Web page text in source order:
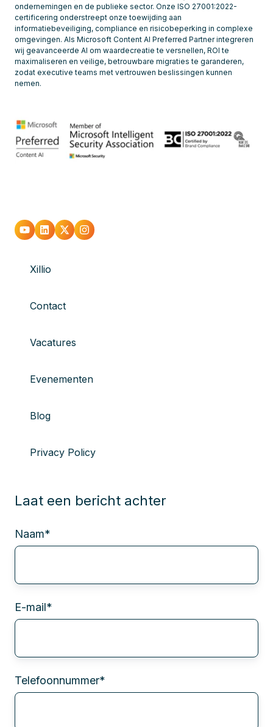
ondernemingen en de publieke sector. Onze ISO 27001:2022-
certificering onderstreept onze toewijding aan
informatiebeveiliging, compliance en risicobeperking in complexe
omgevingen. Als Microsoft Content AI Preferred Partner integreren
wij geavanceerde AI om waardecreatie te versnellen, ROI te
maximaliseren en veilige, betrouwbare migraties te garanderen,
zodat executive teams met vertrouwen beslissingen kunnen
nemen.
Xillio
Contact
Vacatures
Evenementen
Blog
Privacy Policy
Laat een bericht achter
Naam*
E-mail*
Telefoonnummer*